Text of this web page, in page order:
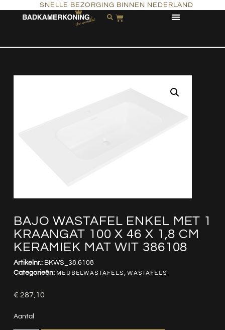
SNELLE BEZORGING BINNEN NEDERLAND
BAJO WASTAFEL ENKEL MET 1
KRAANGAT 100 X 46 X 1,8 CM
KERAMIEK MAT WIT 386108
Artikelnr.: BKWS_38.6108
Categorieën: MEUBELWASTAFELS, WASTAFELS
€ 287,10
Aantal